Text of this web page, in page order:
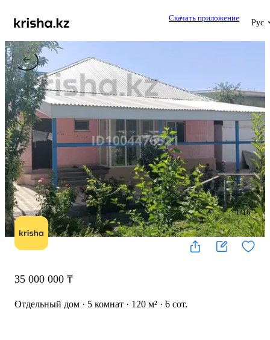
Скачать приложение
Рус
1/16
35 000 000 ₸
Отдельный дом · 5 комнат · 120 м² · 6 сот.